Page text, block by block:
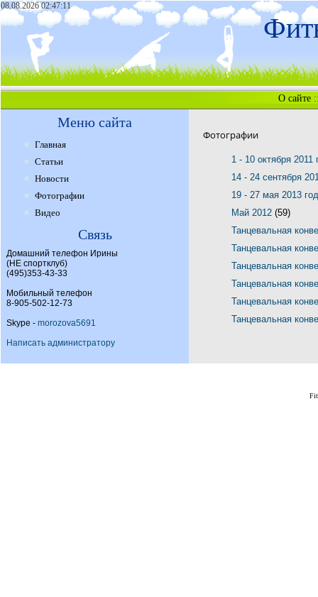
08.08.2026 02:47:11
О сайте
Меню сайта
Главная
Статьи
Новости
Фотографии
Видео
Связь
Домашний телефон Ирины
(НЕ спортклуб)
(495)353-43-33
Мобильный телефон
8-905-502-12-73
Skype - morozova5691
Написать администратору
Фотографии
1 - 10 октября 2011
14 - 24 сентября
19 - 27 мая 2013
Май 2012 (59)
Танцевальная
Танцевальная
Танцевальная
Танцевальная
Танцевальная
Танцевальная